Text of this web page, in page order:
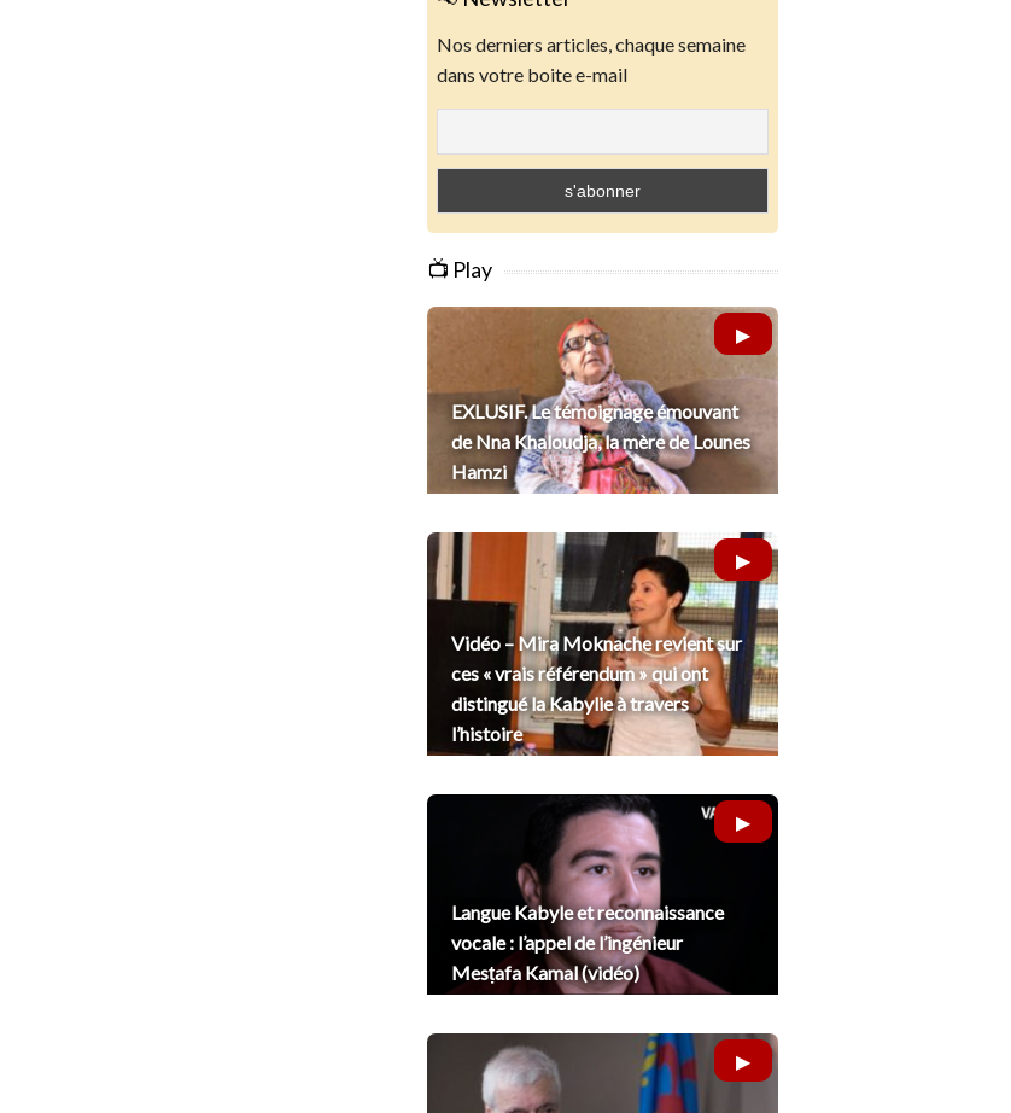
Nos derniers articles, chaque semaine
dans votre boite e-mail
📺 Play
EXLUSIF. Le témoignage émouvant
de Nna Khaloudja, la mère de Lounes
Hamzi
Vidéo – Mira Moknache revient sur
ces « vrais référendum » qui ont
distingué la Kabylie à travers
l’histoire
Langue Kabyle et reconnaissance
vocale : l’appel de l’ingénieur
Mesṭafa Kamal (vidéo)